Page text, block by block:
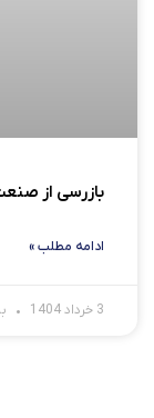
بازرسی از
ادامه مطلب »
3 خرداد 1404